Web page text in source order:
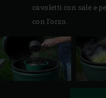
cavoletti con sale e
con l’orzo.